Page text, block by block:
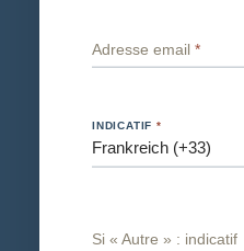
Adresse email *
INDICATIF *
Si « Autre » : indicatif